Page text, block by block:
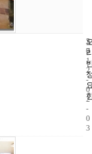
5
7
2
0
1
2
-
0
2
-
0
3